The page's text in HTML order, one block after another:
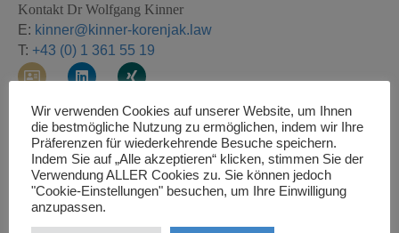
Kontakt Dr Wolfgang Kinner
E: kinner@kinner-korenjak.law
T: +43 (0) 1 361 55 19
d
d
r
e
s
s
-
c
i
n
k
e
d
i
n
i
n
g
Sprachen:
Deutsch, Englisch
Mitgliedschaften
European Employment Lawyers Association (EELA)
Wir verwenden Cookies auf unserer Website, um Ihnen
die bestmögliche Nutzung zu ermöglichen, indem wir Ihre
Präferenzen für wiederkehrende Besuche speichern.
Indem Sie auf „Alle akzeptieren“ klicken, stimmen Sie der
Verwendung ALLER Cookies zu. Sie können jedoch
"Cookie-Einstellungen" besuchen, um Ihre Einwilligung
anzupassen.